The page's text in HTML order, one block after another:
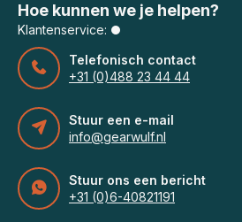
Hoe kunnen we je helpen?
Klantenservice:
Telefonisch contact
+31 (0)488 23 44 44
Stuur een e-mail
info@gearwulf.nl
Stuur ons een bericht
+31 (0)6-40821191